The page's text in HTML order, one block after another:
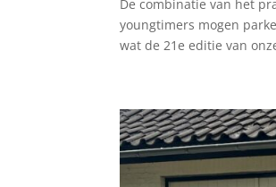
De combinatie van het
youngtimers mogen
wat de 21e editie van